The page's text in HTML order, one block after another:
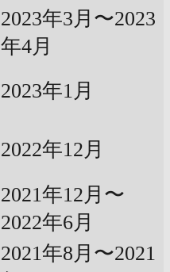
2023年3月〜2023
年4月
2023年1月
2022年12月
2021年12月〜
2022年6月
2021年8月〜2021